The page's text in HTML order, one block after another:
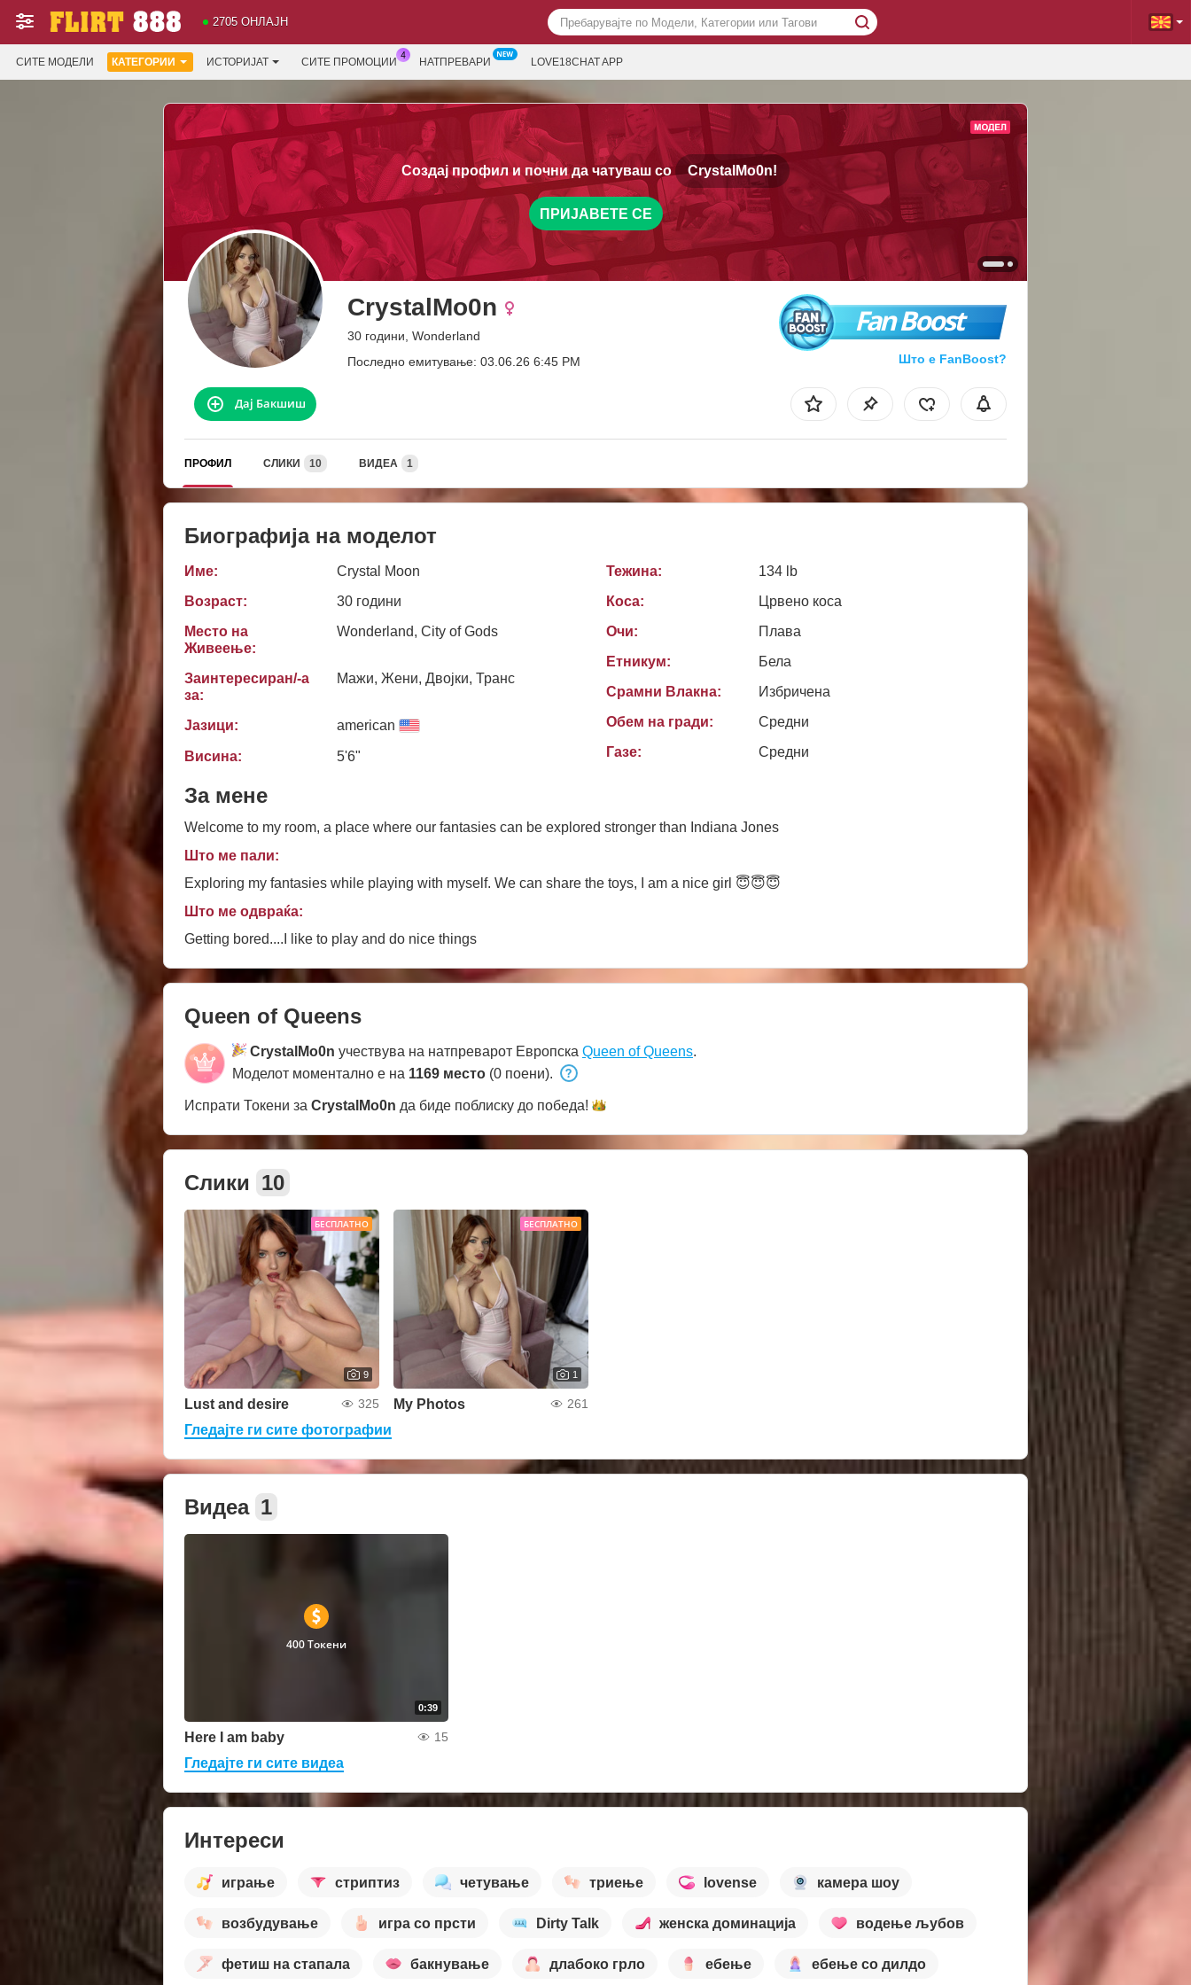
2705 ОНЛАЈН
СИТЕ МОДЕЛИ КАТЕГОРИИ ИСТОРИЈАТ СИТЕ ПРОМОЦИИ НАТПРЕВАРИ LOVE18CHAT APP
Создај профил и почни да чатуваш со CrystalMo0n!
ПРИЈАВЕТЕ СЕ
CrystalMo0n
30 години, Wonderland
Последно емитување: 03.06.26 6:45 PM
Fan Boost
Што е FanBoost?
Дај Бакшиш
ПРОФИЛ СЛИКИ 10 ВИДЕА 1
Биографија на моделот
Име:
Crystal Moon
Возраст:
30 години
Место на
Живеење:
Wonderland, City of Gods
Заинтересиран/-а
за:
Мажи, Жени, Двојки, Транс
Јазици: american
Висина: 5'6"
Тежина:
134 lb
Коса:
Црвено коса
Очи:
Плава
Етникум:
Бела
Срамни Влакна:
Избричена
Обем на гради:
Средни
Газе:
Средни
За мене
Welcome to my room, a place where our fantasies can be explored stronger than Indiana Jones
Што ме пали:
Exploring my fantasies while playing with myself. We can share the toys, I am a nice girl 😇😇😇
Што ме одвраќа:
Getting bored....I like to play and do nice things
Queen of Queens
CrystalMo0n учествува на натпреварот Европска Queen of Queens.
Моделот моментално е на 1169 место (0 поени).
Испрати Токени за CrystalMo0n да биде поблиску до победа!
Слики 10
БЕСПЛАТНО
9
Lust and desire 325
БЕСПЛАТНО
1
My Photos 261
Гледајте ги сите фотографии
Видеа 1
0:39
400 Токени
Here I am baby 15
Гледајте ги сите видеа
Интереси
играње стриптиз четување триење lovense камера шоу
возбудување игра со прсти Dirty Talk женска доминација водење љубов
фетиш на стапала бакнување длабоко грло ебење ебење со дилдо